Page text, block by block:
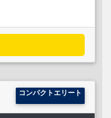
コンパクトエリート